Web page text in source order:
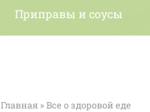
Приправы и соусы
Главная »Все о здоровой еде